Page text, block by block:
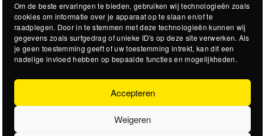
Om de beste ervaringen te bieden, gebruiken wij technologieën zoals
cookies om informatie over je apparaat op te slaan en/of te
raadplegen. Door in te stemmen met deze technologieën kunnen wij
gegevens zoals surfgedrag of unieke ID's op deze site verwerken. Als
je geen toestemming geeft of uw toestemming intrekt, kan dit een
nadelige invloed hebben op bepaalde functies en mogelijkheden.
Accepteren
Weigeren